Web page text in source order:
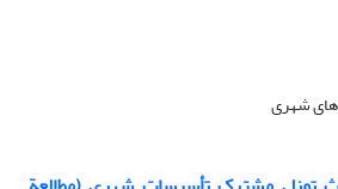
شهری